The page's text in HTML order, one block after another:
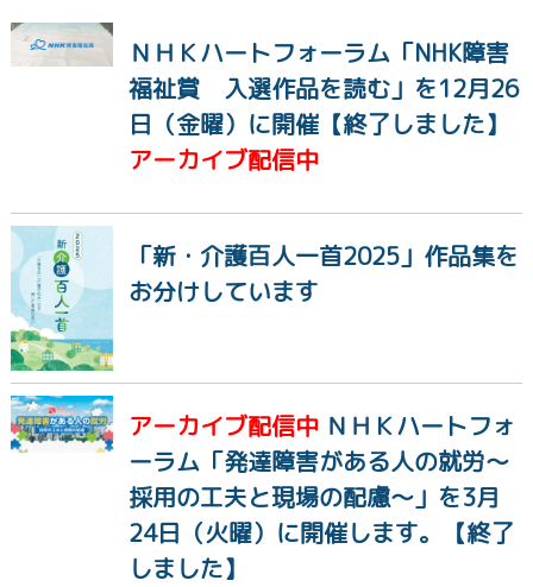
ＮＨＫハートフォーラム「NHK障害
福祉賞 入選作品を読む」を12月26
日（金曜）に開催【終了しました】
アーカイブ配信中
「新・介護百人一首2025」作品集を
お分けしています
アーカイブ配信中ＮＨＫハートフォ
ーラム「発達障害がある人の就労～
採用の工夫と現場の配慮～」を3月
24日（火曜）に開催します。【終了
しました】